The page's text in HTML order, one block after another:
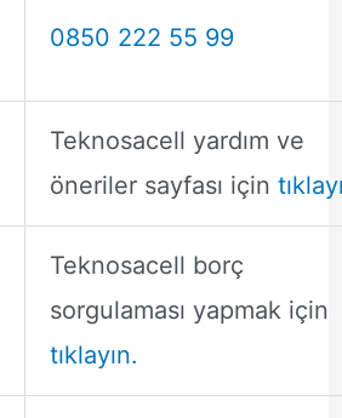
0850 222 55 99
Teknosacell yardım ve
öneriler sayfası için
Teknosacell borç
sorgulaması yapmak için
tıklayın.